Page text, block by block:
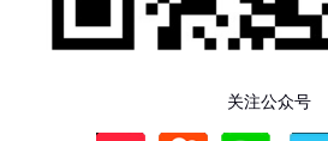
关注公众号